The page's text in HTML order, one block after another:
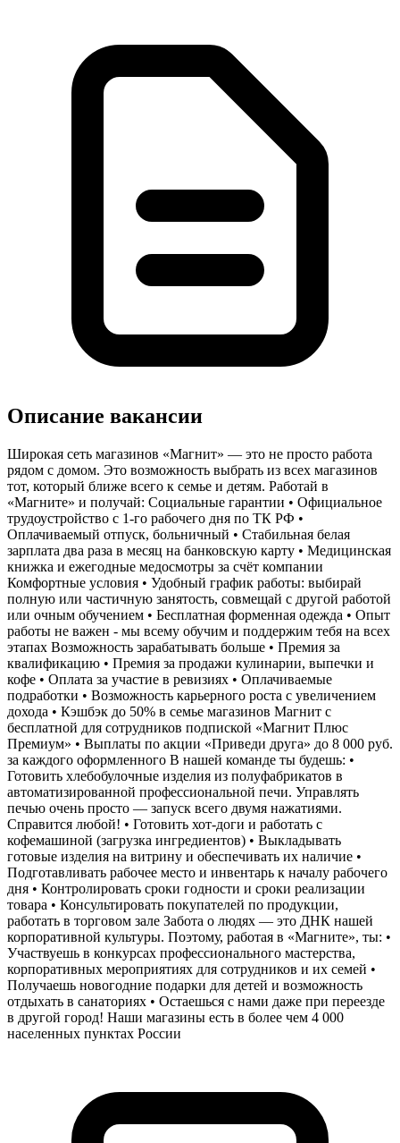
Описание вакансии
Широкая сеть магазинов «Магнит» — это не просто работа
рядом с домом. Это возможность выбрать из всех магазинов
тот, который ближе всего к семье и детям. Работай в
«Магните» и получай: Социальные гарантии • Официальное
трудоустройство с 1-го рабочего дня по ТК РФ •
Оплачиваемый отпуск, больничный • Стабильная белая
зарплата два раза в месяц на банковскую карту • Медицинская
книжка и ежегодные медосмотры за счёт компании
Комфортные условия • Удобный график работы: выбирай
полную или частичную занятость, совмещай с другой работой
или очным обучением • Бесплатная форменная одежда • Опыт
работы не важен - мы всему обучим и поддержим тебя на всех
этапах Возможность зарабатывать больше • Премия за
квалификацию • Премия за продажи кулинарии, выпечки и
кофе • Оплата за участие в ревизиях • Оплачиваемые
подработки • Возможность карьерного роста с увеличением
дохода • Кэшбэк до 50% в семье магазинов Магнит с
бесплатной для сотрудников подпиской «Магнит Плюс
Премиум» • Выплаты по акции «Приведи друга» до 8 000 руб.
за каждого оформленного В нашей команде ты будешь: •
Готовить хлебобулочные изделия из полуфабрикатов в
автоматизированной профессиональной печи. Управлять
печью очень просто — запуск всего двумя нажатиями.
Справится любой! • Готовить хот-доги и работать с
кофемашиной (загрузка ингредиентов) • Выкладывать
готовые изделия на витрину и обеспечивать их наличие •
Подготавливать рабочее место и инвентарь к началу рабочего
дня • Контролировать сроки годности и сроки реализации
товара • Консультировать покупателей по продукции,
работать в торговом зале Забота о людях — это ДНК нашей
корпоративной культуры. Поэтому, работая в «Магните», ты: •
Участвуешь в конкурсах профессионального мастерства,
корпоративных мероприятиях для сотрудников и их семей •
Получаешь новогодние подарки для детей и возможность
отдыхать в санаториях • Остаешься с нами даже при переезде
в другой город! Наши магазины есть в более чем 4 000
населенных пунктах России